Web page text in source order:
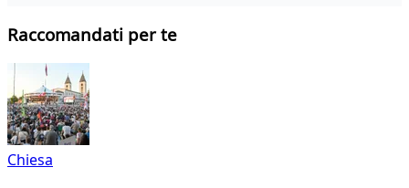
Raccomandati per te
Chiesa